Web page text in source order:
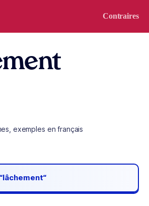
Contraires
exemples en français
“lâchement“